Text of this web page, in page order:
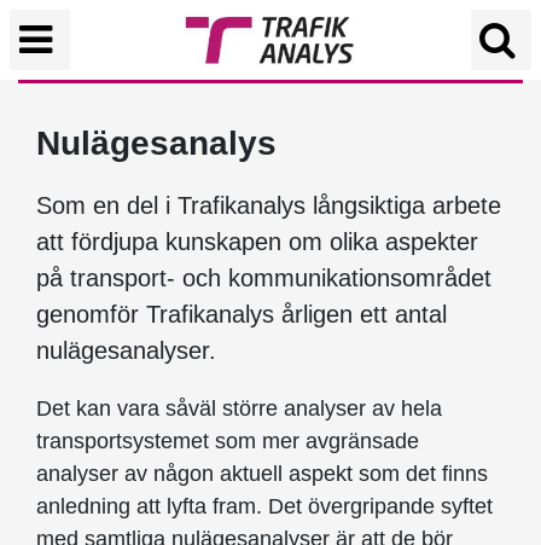
Nulägesanalys
Som en del i Trafikanalys långsiktiga arbete
att fördjupa kunskapen om olika aspekter
på transport- och kommunikationsområdet
genomför Trafikanalys årligen ett antal
nulägesanalyser.
Det kan vara såväl större analyser av hela
transportsystemet som mer avgränsade
analyser av någon aktuell aspekt som det finns
anledning att lyfta fram. Det övergripande syftet
med samtliga nulägesanalyser är att de bör